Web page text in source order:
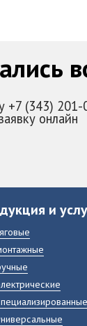
+7 (343) 201-
онлайн
и